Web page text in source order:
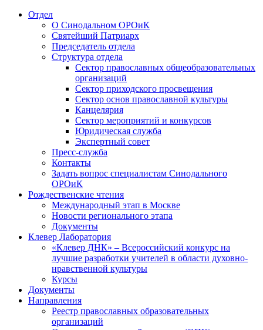
Отдел
О Синодальном ОРОиК
Святейший Патриарх
Председатель отдела
Структура отдела
Сектор православных общеобразовательных
организаций
Сектор приходского просвещения
Сектор основ православной культуры
Канцелярия
Сектор мероприятий и конкурсов
Юридическая служба
Экспертный совет
Пресс-служба
Контакты
Задать вопрос специалистам Синодального
ОРОиК
Рождественские чтения
Международный этап в Москве
Новости регионального этапа
Документы
Клевер Лаборатория
«Клевер ДНК» – Всероссийский конкурс на
лучшие разработки учителей в области духовно-
нравственной культуры
Курсы
Документы
Направления
Реестр православных образовательных
организаций